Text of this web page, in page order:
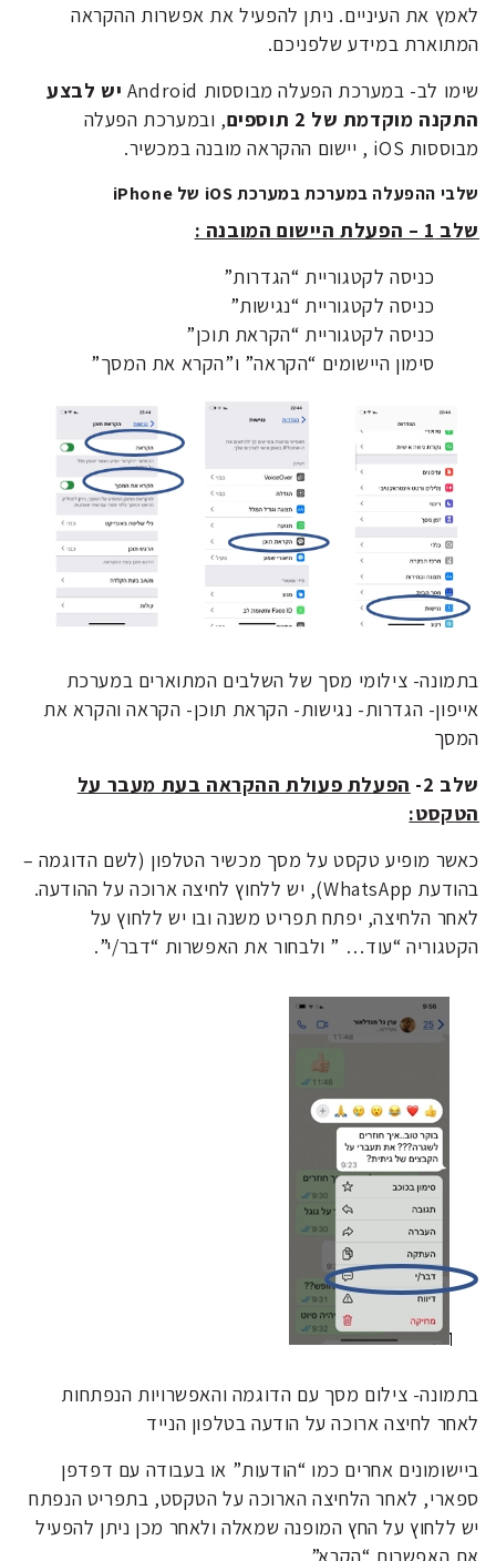
לאמץ את העיניים. ניתן להפעיל את אפשרות ההקראה
המתוארת במידע שלפניכם.
שימו לב- במערכת הפעלה מבוססות Android
יש לבצע
התקנה מוקדמת של 2 תוספים
, ובמערכת הפעלה
מבוססות iOS , יישום ההקראה מובנה במכשיר.
שלבי ההפעלה במערכת במערכת iOS של iPhone
שלב 1 – הפעלת היישום המובנה :
כניסה לקטגוריית “הגדרות”
כניסה לקטגוריית “נגישות”
כניסה לקטגוריית “הקראת תוכן”
סימון היישומים “הקראה” ו”הקרא את המסך”
בתמונה- צילומי מסך של השלבים המתוארים במערכת
אייפון- הגדרות- נגישות- הקראת תוכן- הקראה והקרא את
המסך
שלב 2-
הפעלת פעולת ההקראה בעת מעבר על
הטקסט:
כאשר מופיע טקסט על מסך מכשיר הטלפון (לשם הדוגמה –
בהודעת WhatsApp), יש ללחוץ לחיצה ארוכה על ההודעה.
לאחר הלחיצה, יפתח תפריט משנה ובו יש ללחוץ על
הקטגוריה “עוד… ” ולבחור את האפשרות “דבר/י”.
בתמונה- צילום מסך עם הדוגמה והאפשרויות הנפתחות
לאחר לחיצה ארוכה על הודעה בטלפון הנייד
ביישומונים אחרים כמו “הודעות” או בעבודה עם דפדפן
ספארי, לאחר הלחיצה הארוכה על הטקסט, בתפריט הנפתח
יש ללחוץ על החץ המופנה שמאלה ולאחר מכן ניתן להפעיל
את האפשרות “הקרא”.